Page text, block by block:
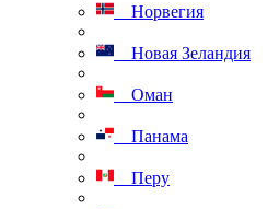
Норвегия
Новая Зеландия
Оман
Панама
Перу